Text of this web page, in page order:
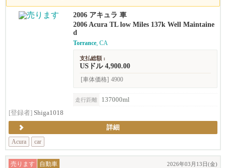
2006 アキュラ 車
2006 Acura TL low Miles 137k Well Maintaine
d
Torrance, CA
支払総額 :
USドル 4,900.00
[車体価格] 4900
走行距離
137000ml
[登録者] Shiga1018
詳細
Acura
car
売ります 自動車 2026年03月13日(金)